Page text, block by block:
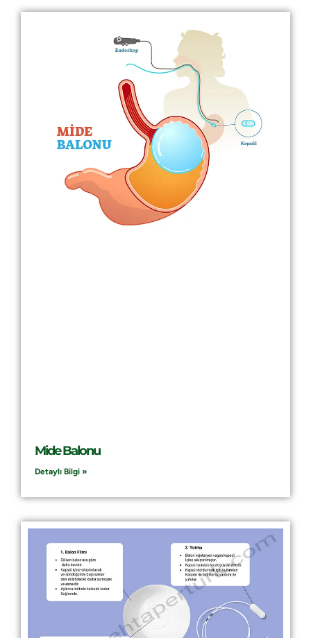
Mide Balonu
Detaylı Bilgi »